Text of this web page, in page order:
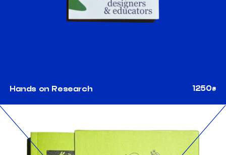
Hands on Research 1250₴